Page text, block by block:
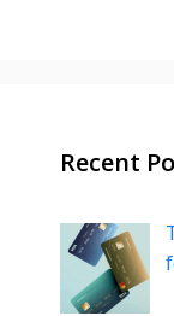
Recent